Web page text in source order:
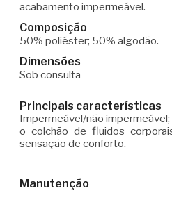
acabamento impermeável.
Composição
50% poliéster; 50% algodão.
Dimensões
Sob consulta
Principais características
Impermeável/não
o colchão de fluidos
sensação de conforto.
Manutenção